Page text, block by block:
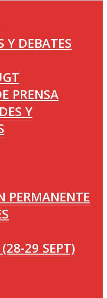
Y DEBATES
PRENSA
Y
PERMANENTE
29 SEPT)